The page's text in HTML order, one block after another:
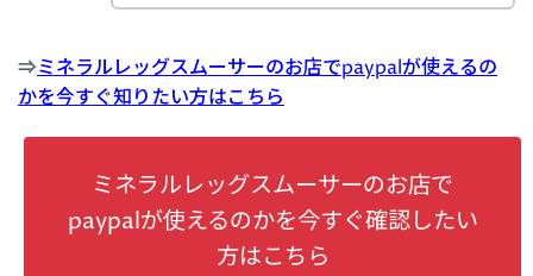
⇒ミネラルレッグスムーサーのお店でpaypalが使えるの
かを今すぐ知りたい方はこちら
ミネラルレッグスムーサーのお店で
paypalが使えるのかを今すぐ確認したい
方はこちら